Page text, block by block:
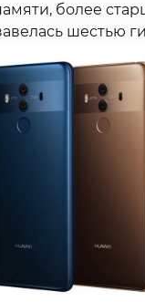
более
шестью